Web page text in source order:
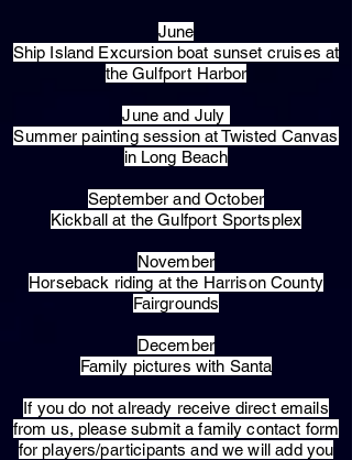
June
Ship Island Excursion boat sunset cruises at
the Gulfport Harbor
June and July
Summer painting session at Twisted Canvas
in Long Beach
September and October
Kickball at the Gulfport Sportsplex
November
Horseback riding at the Harrison County
Fairgrounds
December
Family pictures with Santa
​If you do not already receive direct emails
from us, please submit a family contact form
for players/participants and we will add you